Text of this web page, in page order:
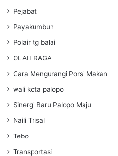
Pejabat
Payakumbuh
Polair tg balai
OLAH RAGA
Cara Mengurangi Porsi Makan
wali kota palopo
Sinergi Baru Palopo Maju
Naili Trisal
Tebo
Transportasi